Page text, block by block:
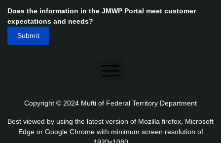
Does the information in the JMWP Portal meet customer
expectations and needs?
Disclaimer
Copyright © 2024 Mufti of Federal Territory Department
Best viewed by using the latest version of Mozilla firefox, Microsoft
Edge or Google Chrome with minimum screen resolution of